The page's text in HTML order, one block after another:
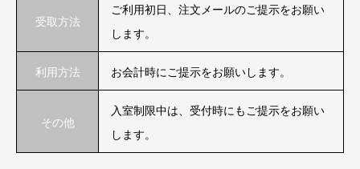
受取方法
ご利用初日、注文メールのご提示をお願い
します。
利用方法 お会計時にご提示をお願いします。
その他
入室制限中は、受付時にもご提示をお願い
します。